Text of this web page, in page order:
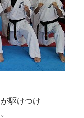
駆けつけ